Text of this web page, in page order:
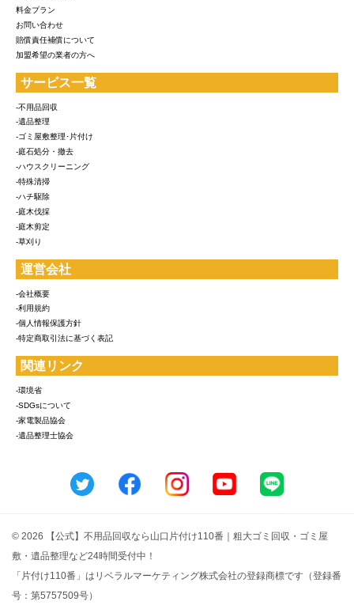
料金プラン
お問い合わせ
賠償責任補償について
加盟希望の業者の方へ
サービス一覧
-不用品回収
-遺品整理
-ゴミ屋敷整理･片付け
-庭石処分・撤去
-ハウスクリーニング
-特殊清掃
-ハチ駆除
-庭木伐採
-庭木剪定
-草刈り
運営会社
-会社概要
-利用規約
-個人情報保護方針
-特定商取引法に基づく表記
関連リンク
-環境省
-SDGsについて
-家電製品協会
-遺品整理士協会
© 2026 【公式】不用品回収なら山口片付け110番｜粗大ゴミ回収・ゴミ屋
敷・遺品整理など24時間受付中！
「片付け110番」はリベラルマーケティング株式会社の登録商標です（登録番
号：第5757509号）